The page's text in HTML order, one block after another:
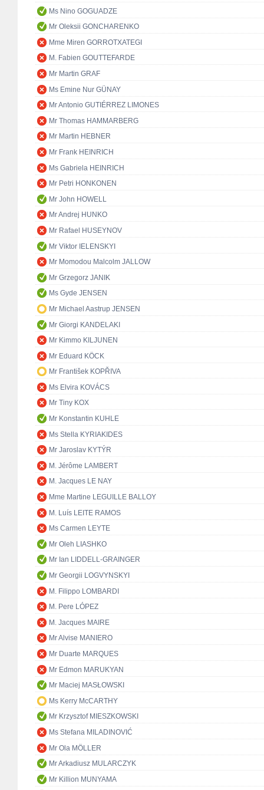
Ms Nino GOGUADZE
Mr Oleksii GONCHARENKO
Mme Miren GORROTXATEGI
M. Fabien GOUTTEFARDE
Mr Martin GRAF
Ms Emine Nur GÜNAY
Mr Antonio GUTIÉRREZ LIMONES
Mr Thomas HAMMARBERG
Mr Martin HEBNER
Mr Frank HEINRICH
Ms Gabriela HEINRICH
Mr Petri HONKONEN
Mr John HOWELL
Mr Andrej HUNKO
Mr Rafael HUSEYNOV
Mr Viktor IELENSKYI
Mr Momodou Malcolm JALLOW
Mr Grzegorz JANIK
Ms Gyde JENSEN
Mr Michael Aastrup JENSEN
Mr Giorgi KANDELAKI
Mr Kimmo KILJUNEN
Mr Eduard KÖCK
Mr František KOPŘIVA
Ms Elvira KOVÁCS
Mr Tiny KOX
Mr Konstantin KUHLE
Ms Stella KYRIAKIDES
Mr Jaroslav KYTÝR
M. Jérôme LAMBERT
M. Jacques LE NAY
Mme Martine LEGUILLE BALLOY
M. Luís LEITE RAMOS
Ms Carmen LEYTE
Mr Oleh LIASHKO
Mr Ian LIDDELL-GRAINGER
Mr Georgii LOGVYNSKYI
M. Filippo LOMBARDI
M. Pere LÓPEZ
M. Jacques MAIRE
Mr Alvise MANIERO
Mr Duarte MARQUES
Mr Edmon MARUKYAN
Mr Maciej MASŁOWSKI
Ms Kerry McCARTHY
Mr Krzysztof MIESZKOWSKI
Ms Stefana MILADINOVIĆ
Mr Ola MÖLLER
Mr Arkadiusz MULARCZYK
Mr Killion MUNYAMA